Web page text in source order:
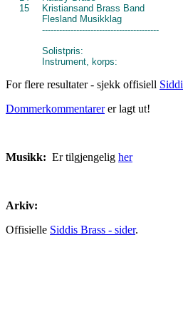
15
Kristiansand Brass Band
Flesland Musikklag
-----------------------------------------
Solistpris:
Instrument, korps:
For flere resultater - sjekk offisiell
Dommerkommentarerer lagt ut!
Musikk: Er tilgjengelig her
Arkiv:
Offisielle Siddis Brass - sider.